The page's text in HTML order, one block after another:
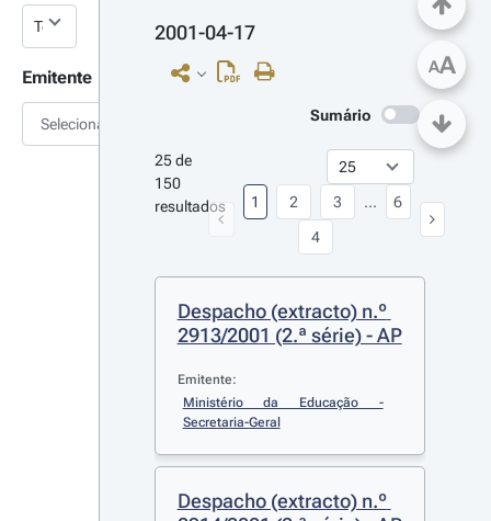
Emitente
Selecionar
2001-04-17
Sumário
25 de
150
resultados
1 2
3
4
... 6
Despacho (extracto) n.º
2913/2001 (2.ª série) - AP
Emitente:
Ministério da Educação -
Secretaria-Geral
Despacho (extracto) n.º
AA